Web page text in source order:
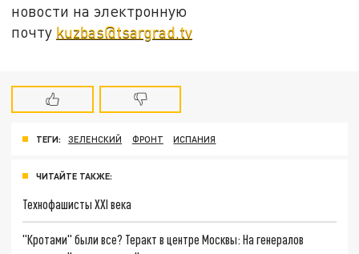
новости на электронную
почту kuzbas@tsargrad.tv
ТЕГИ: ЗЕЛЕНСКИЙ ФРОНТ ИСПАНИЯ
ЧИТАЙТЕ ТАКЖЕ:
Технофашисты XXI века
"Кротами" были все? Теракт в центре Москвы: На генералов